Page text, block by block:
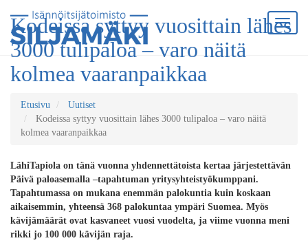
Kodeissa syttyy vuosittain lähes
3000 tulipaloa – varo näitä
kolmea vaaranpaikkaa
Etusivu
Uutiset
Kodeissa syttyy vuosittain lähes 3000 tulipaloa – varo näitä
kolmea vaaranpaikkaa
LähiTapiola on tänä vuonna yhdennettätoista kertaa järjestettävän
Päivä paloasemalla –tapahtuman yritysyhteistyökumppani.
Tapahtumassa on mukana enemmän palokuntia kuin koskaan
aikaisemmin, yhteensä 368 palokuntaa ympäri Suomea. Myös
kävijämäärät ovat kasvaneet vuosi vuodelta, ja viime vuonna meni
rikki jo 100 000 kävijän raja.